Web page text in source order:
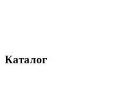
Каталог